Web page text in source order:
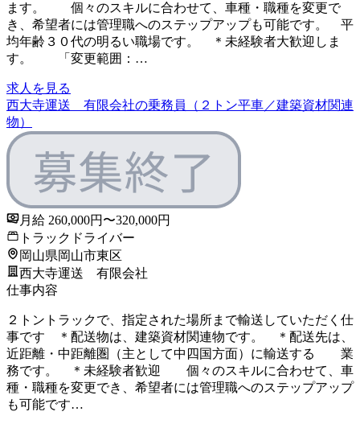
ます。 個々のスキルに合わせて、車種・職種を変更で
き、希望者には管理職へのステップアップも可能です。 平
均年齢３０代の明るい職場です。 ＊未経験者大歓迎しま
す。 「変更範囲：…
求人を見る
西大寺運送 有限会社の乗務員（２トン平車／建築資材関連
物）
月給 260,000円〜320,000円
トラックドライバー
岡山県岡山市東区
西大寺運送 有限会社
仕事内容
２トントラックで、指定された場所まで輸送していただく仕
事です ＊配送物は、建築資材関連物です。 ＊配送先は、
近距離・中距離圏（主として中四国方面）に輸送する 業
務です。 ＊未経験者歓迎 個々のスキルに合わせて、車
種・職種を変更でき、希望者には管理職へのステップアップ
も可能です…